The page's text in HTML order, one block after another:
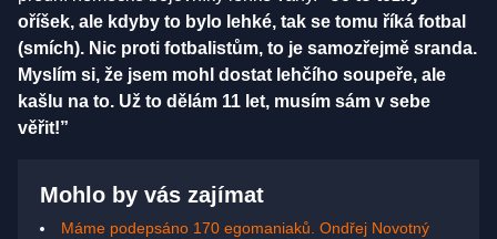
oříšek, ale kdyby to bylo lehké, tak se tomu říká fotbal
(smích). Nic proti fotbalistům, to je samozřejmě sranda.
Myslím si, že jsem mohl dostat lehčího soupeře, ale
kašlu na to. Už to dělám 11 let, musím sám v sebe
věřit!”
Mohlo by vás zajímat
Máme podepsáno 170 egomaniaků. Ondřej Novotný